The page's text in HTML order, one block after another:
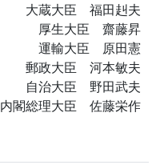
大蔵大臣 福田赳夫
厚生大臣 齋藤昇
運輸大臣 原田憲
郵政大臣 河本敏夫
自治大臣 野田武夫
内閣総理大臣 佐藤栄作